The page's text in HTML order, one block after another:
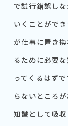
で試行錯誤し
いくことがで
が仕事に置き
るために必要
ってくるはず
らないところ
知識として吸